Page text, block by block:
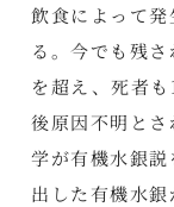
飲食によって
る。今でも残
を超え、死者
後原因不明と
学が有機水銀
出した有機水